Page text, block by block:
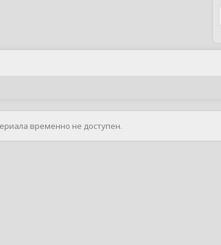
временно не доступен.